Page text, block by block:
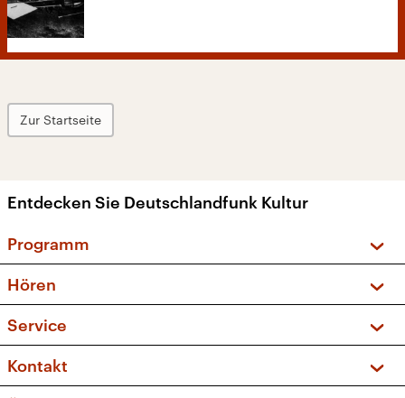
Zur Startseite
Entdecken Sie Deutschlandfunk Kultur
Programm
Sendungen und Podcasts
Musikliste
Kakadu – Das Kinderprogramm
Hören
Frequenzen (UKW + DAB+)
Service
FAQ
Apps
Kontakt